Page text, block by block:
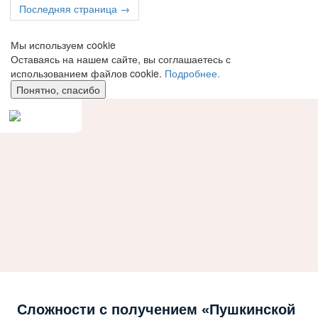
Последняя страница →
Мы используем сookie
Оставаясь на нашем сайте, вы соглашаетесь с
использованием файлов cookie. Подробнее.
Понятно, спасибо
Сложности с получением «Пушкинской